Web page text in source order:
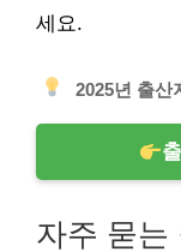
세요.
2025년 출산
자주 묻는